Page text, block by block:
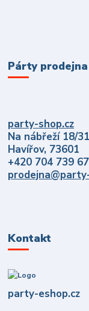
Párty
party-shop.cz
Na nábřeží 18/31
Havířov, 73601
+420 704 739
Kontakt
party-eshop.cz